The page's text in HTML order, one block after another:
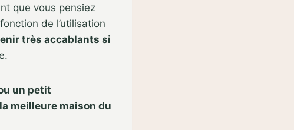
que vous pensiez
de l’utilisation
très accablants si
un petit
la meilleure maison du